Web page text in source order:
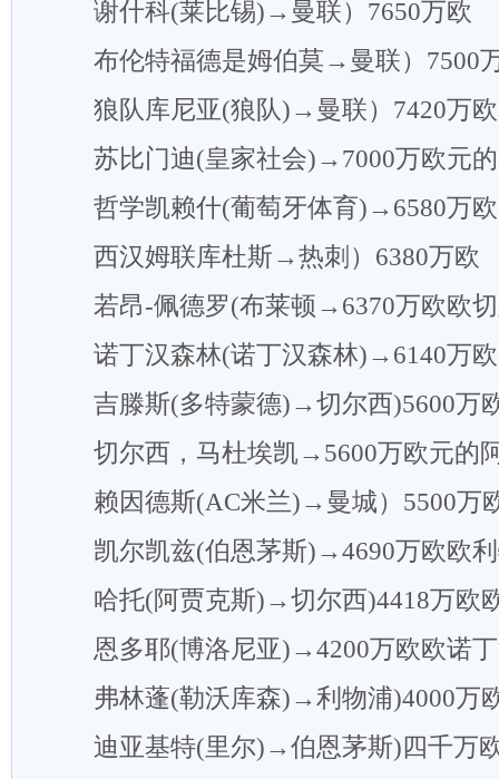
谢什科(莱比锡)→曼联）7650万欧
布伦特福德是姆伯莫→曼联）7500
狼队库尼亚(狼队)→曼联）7420万欧
苏比门迪(皇家社会)→7000万欧元
哲学凯赖什(葡萄牙体育)→6580万
西汉姆联库杜斯→热刺）6380万欧
若昂-佩德罗(布莱顿→6370万欧欧
诺丁汉森林(诺丁汉森林)→6140万
吉滕斯(多特蒙德)→切尔西)5600万
切尔西，马杜埃凯→5600万欧元的
赖因德斯(AC米兰)→曼城）5500万
凯尔凯兹(伯恩茅斯)→4690万欧欧
哈托(阿贾克斯)→切尔西)4418万欧
恩多耶(博洛尼亚)→4200万欧欧诺
弗林蓬(勒沃库森)→利物浦)4000万
迪亚基特(里尔)→伯恩茅斯)四千万